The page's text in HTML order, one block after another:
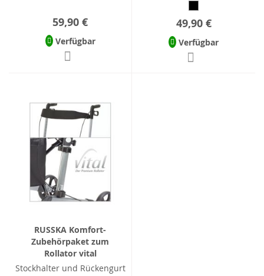
59,90 €
Verfügbar
49,90 €
Verfügbar
RUSSKA Komfort-
Zubehörpaket zum
Rollator vital
Stockhalter und Rückengurt